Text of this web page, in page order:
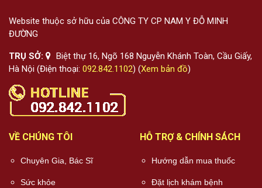
Website thuộc sở hữu của CÔNG TY CP NAM Y ĐỖ MINH
ĐƯỜNG
TRỤ SỞ:
Biệt thự 16, Ngõ 168 Nguyễn Khánh Toàn, Cầu Giấy,
Hà Nội (Điện thoại: 092.842.1102) (Xem bản đồ)
VỀ CHÚNG TÔI
Chuyên Gia, Bác Sĩ
Sức khỏe
HỖ TRỢ & CHÍNH SÁCH
Hướng dẫn mua thuốc
Đặt lịch khám bệnh